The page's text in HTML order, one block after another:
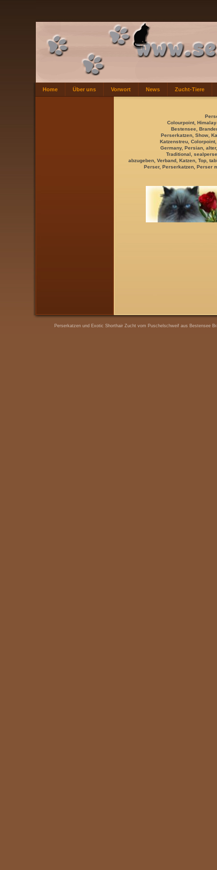
Home Über uns Vorwort News Zucht-Tiere
Colourpoint,
Bestensee,
Perserkatzen, Show,
Katzenstreu,
Germany, Persian,
Traditional,
abzugeben, Verband, Katzen, Top,
Perser, Perserkatzen , Perser
Perserkatzen und Exotic Shorthair Zucht vom Puschelschweif aus Bestensee